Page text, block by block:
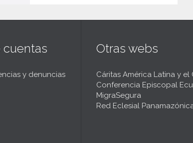
cuentas
y denuncias
Otras webs
Cáritas América Latina y el
Conferencia Episcopal
MigraSegura
Red Eclesial